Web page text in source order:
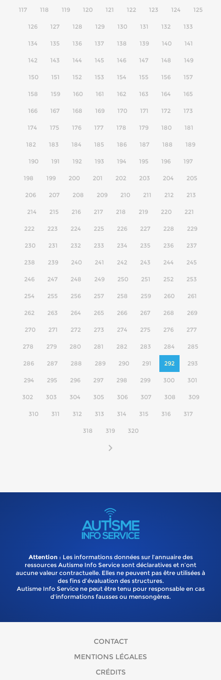
117 118 119 120 121 122 123 124 125
126 127 128 129 130 131 132 133
134 135 136 137 138 139 140 141
142 143 144 145 146 147 148 149
150 151 152 153 154 155 156 157
158 159 160 161 162 163 164 165
166 167 168 169 170 171 172 173
174 175 176 177 178 179 180 181
182 183 184 185 186 187 188 189
190 191 192 193 194 195 196 197
198 199 200 201 202 203 204 205
206 207 208 209 210 211 212 213
214 215 216 217 218 219 220 221
222 223 224 225 226 227 228 229
230 231 232 233 234 235 236 237
238 239 240 241 242 243 244 245
246 247 248 249 250 251 252 253
254 255 256 257 258 259 260 261
262 263 264 265 266 267 268 269
270 271 272 273 274 275 276 277
278 279 280 281 282 283 284 285
286 287 288 289 290 291 292 293
294 295 296 297 298 299 300 301
302 303 304 305 306 307 308 309
310 311 312 313 314 315 316 317
318 319 320
Attention : Les informations données sur l’annuaire des
ressources Autisme Info Service sont déclaratives et n’ont
aucune valeur contractuelle. Elles ne peuvent pas être utilisées à
des fins d’évaluation des structures.
Autisme Info Service ne peut être tenu pour responsable en cas
d'informations fausses ou mensongères.
CONTACT
MENTIONS LÉGALES
CRÉDITS